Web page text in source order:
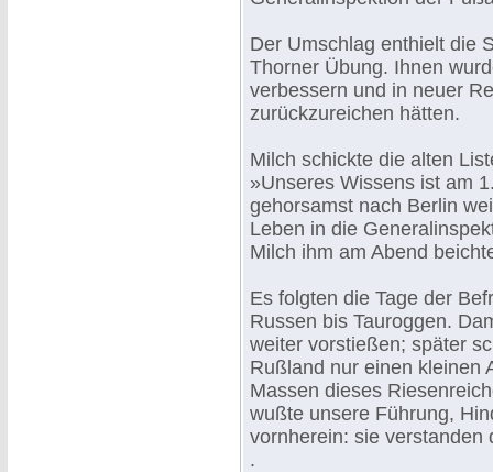
Der Umschlag enthielt die
Thorner Übung. Ihnen
verbessern und in neuer
zurückzureichen hätten.
Milch schickte die alten
»Unseres Wissens ist am
gehorsamst nach Berlin
Leben in die
Milch ihm am Abend
Es folgten die Tage der
Russen bis Tauroggen.
weiter vorstießen; später
Rußland nur einen kleinen
Massen dieses
wußte unsere Führung,
vornherein: sie verstanden
.